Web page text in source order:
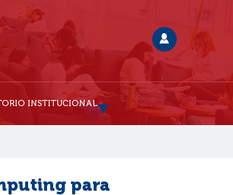
INSTITUCIONAL
para